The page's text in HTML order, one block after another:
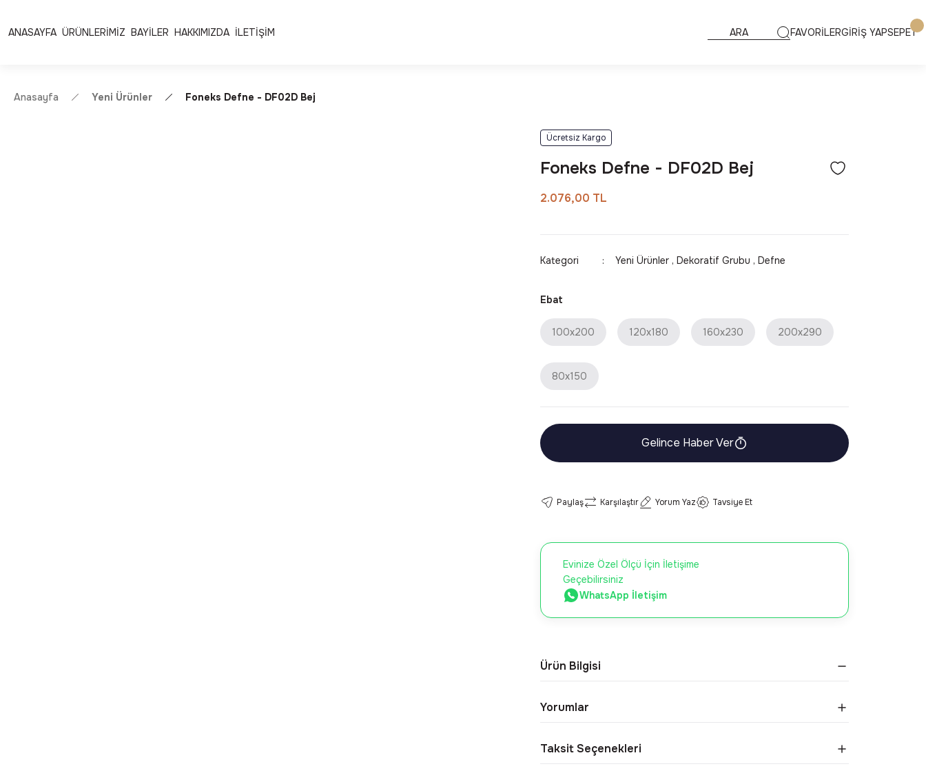
ANASAYFA ÜRÜNLERİMİZ BAYİLER HAKKIMIZDA İLETİŞİM FAVORİLERGİRİŞ YAPSEPET
Anasayfa Yeni Ürünler Foneks Defne - DF02D Bej
Ücretsiz Kargo
Foneks Defne - DF02D Bej
2.076,00 TL
Kategori Yeni Ürünler , Dekoratif Grubu , Defne
Ebat
100x200 120x180 160x230 200x290
80x150
Gelince Haber Ver
Paylaş Karşılaştır Yorum Yaz Tavsiye Et
Evinize Özel Ölçü İçin İletişime
Geçebilirsiniz
WhatsApp İletişim
Ürün Bilgisi
Yorumlar
Taksit Seçenekleri